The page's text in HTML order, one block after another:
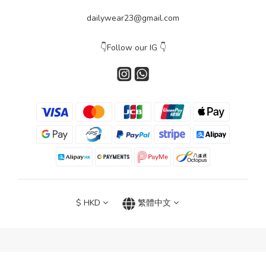
dailywear23@gmail.com
👇Follow our IG 👇
$ HKD 繁體中文